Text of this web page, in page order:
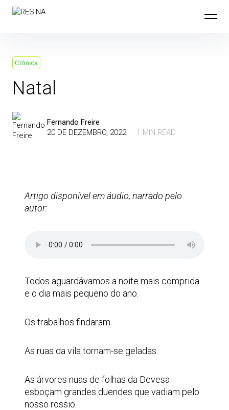
Skip
Crónica
Natal
Fernando Freire
20 DE DEZEMBRO, 2022
1 MIN READ
Artigo disponível em áudio, narrado pelo
autor:
Todos aguardávamos a noite mais comprida
e o dia mais pequeno do ano.
Os trabalhos findaram.
As ruas da vila tornam-se geladas.
As árvores nuas de folhas da Devesa
esboçam grandes duendes que vadiam pelo
nosso rossio.